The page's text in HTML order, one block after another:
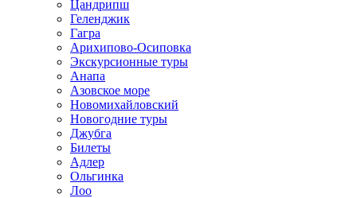
Цандрипш
Геленджик
Гагра
Арихипово-Осиповка
Экскурсионные туры
Анапа
Азовское море
Новомихайловский
Новогодние туры
Джубга
Билеты
Адлер
Ольгинка
Лоо